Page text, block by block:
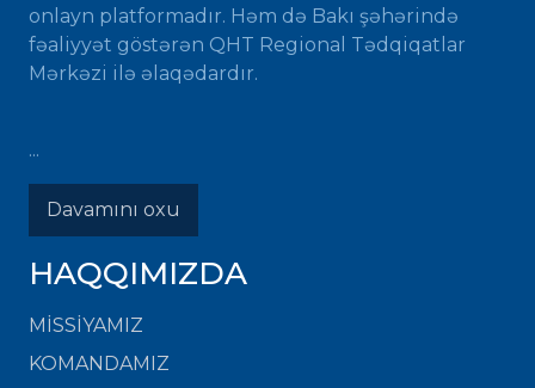
onlayn platformadır. Həm də Bakı şəhərində
fəaliyyət göstərən QHT Regional Tədqiqatlar
Mərkəzi ilə əlaqədardır.
...
Davamını oxu
HAQQIMIZDA
MISSIYAMIZ
KOMANDAMIZ